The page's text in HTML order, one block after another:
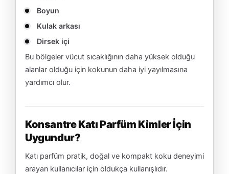
Boyun
Kulak arkası
Dirsek içi
Bu bölgeler vücut sıcaklığının daha yüksek olduğu
alanlar olduğu için kokunun daha iyi yayılmasına
yardımcı olur.
Konsantre Katı Parfüm Kimler İçin
Uygundur?
Katı parfüm pratik, doğal ve kompakt koku deneyimi
arayan kullanıcılar için oldukça kullanışlıdır.